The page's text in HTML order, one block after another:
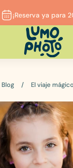
¡Reserva ya para
Blog / El viaje